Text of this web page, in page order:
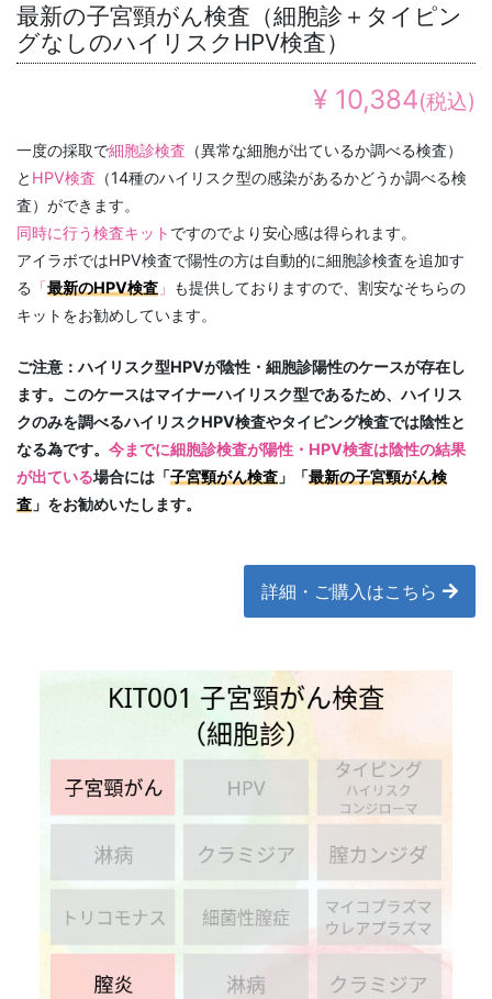
最新の子宮頸がん検査（細胞診＋タイピン
グなしのハイリスクHPV検査）
¥ 10,384(税込)
一度の採取で細胞診検査 （異常な細胞が出ているか調べる検査）
と HPV検査 （14種のハイリスク型の感染があるかどうか調べる検
査）ができます。
同時に行う検査キット ですのでより安心感は得られます。
アイラボではHPV検査で陽性の方は自動的に細胞診検査を追加す
る 「最新のHPV検査 」 も提供しておりますので、割安なそちらの
キットをお勧めしています。
ご注意：ハイリスク型HPVが陰性・細胞診陽性のケースが存在し
ます。このケースはマイナーハイリスク型であるため、ハイリス
クのみを調べるハイリスクHPV検査やタイピング検査では陰性と
なる為です。 今までに細胞診検査が陽性・HPV検査は陰性の結果
が出ている場合には「子宮頸がん検査 」「最新の子宮頸がん検
査 」をお勧めいたします。
詳細・ご購入はこちら